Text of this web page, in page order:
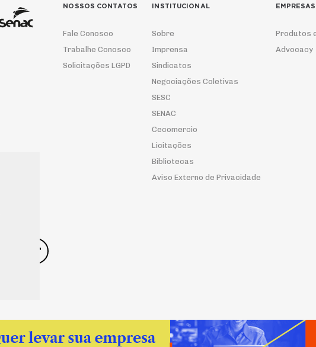
NOSSOS CONTATOS
Fale Conosco
Trabalhe Conosco
Solicitações LGPD
INSTITUCIONAL
Sobre
Imprensa
Sindicatos
Negociações Coletivas
SESC
SENAC
Cecomercio
Licitações
Bibliotecas
Aviso Externo de Privacidade
EMPRESAS
Produtos
Advocacy